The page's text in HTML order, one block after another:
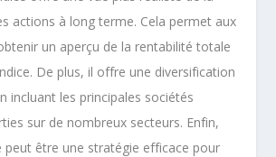
actions à long terme. Cela permet aux
un aperçu de la rentabilité totale
De plus, il offre une diversification
incluant les principales sociétés
sur de nombreux secteurs. Enfin,
peut être une stratégie efficace pour